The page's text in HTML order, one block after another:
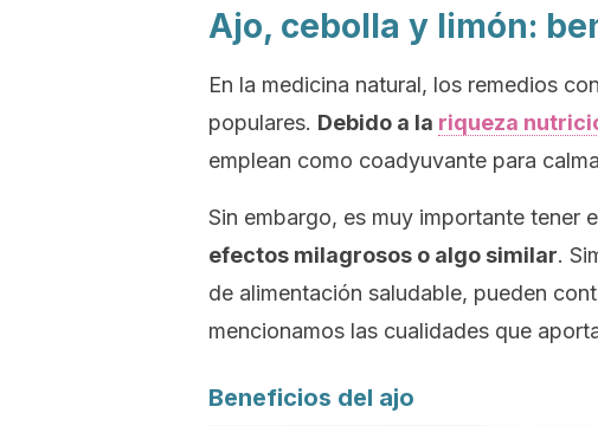
Ajo, cebolla y limón:
En la medicina natural, los remedios
populares. Debido a la riqueza
emplean como coadyuvante para
Sin embargo, es muy importante tener
efectos milagrosos o algo similar.
de alimentación saludable, pueden
mencionamos las cualidades que
Beneficios del ajo